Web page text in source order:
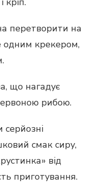
перетворити на
одним крекером,
що нагадує
рибою.
серйозні
смак сиру,
від
приготування.